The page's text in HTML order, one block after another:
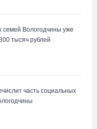
ДТП под Нюксеницей,
к молодежному
семей Вологодчины уже
тысяч рублей
часть социальных